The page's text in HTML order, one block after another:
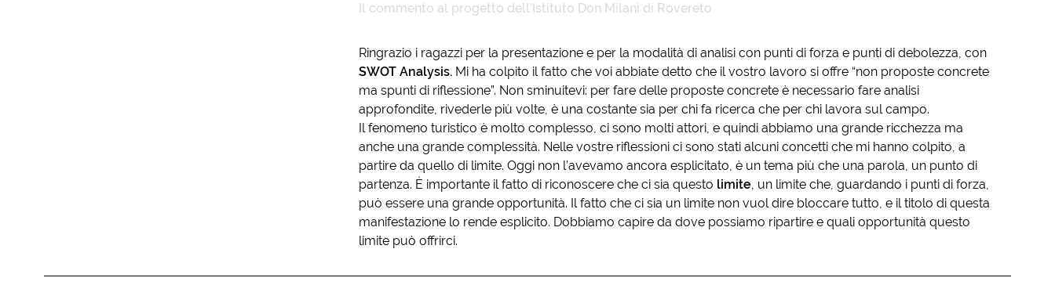
Il commento al progetto dell’Istituto Don Milani di Rovereto
Ringrazio i ragazzi per la presentazione e per la modalità di analisi con punti di forza e punti di debolezza, con
SWOT Analysis.Mi ha colpito il fatto che voi abbiate detto che il vostro lavoro si offre “non proposte concrete
ma spunti di riflessione”. Non sminuitevi: per fare delle proposte concrete è necessario fare analisi
approfondite, rivederle più volte, è una costante sia per chi fa ricerca che per chi lavora sul campo.
Il fenomeno turistico è molto complesso, ci sono molti attori, e quindi abbiamo una grande ricchezza ma
anche una grande complessità. Nelle vostre riflessioni ci sono stati alcuni concetti che mi hanno colpito, a
partire da quello di limite. Oggi non l’avevamo ancora esplicitato, è un tema più che una parola, un punto di
partenza. È importante il fatto di riconoscere che ci sia questo limite, un limite che, guardando i punti di forza,
può essere una grande opportunità. Il fatto che ci sia un limite non vuol dire bloccare tutto, e il titolo di questa
manifestazione lo rende esplicito. Dobbiamo capire da dove possiamo ripartire e quali opportunità questo
limite può offrirci.